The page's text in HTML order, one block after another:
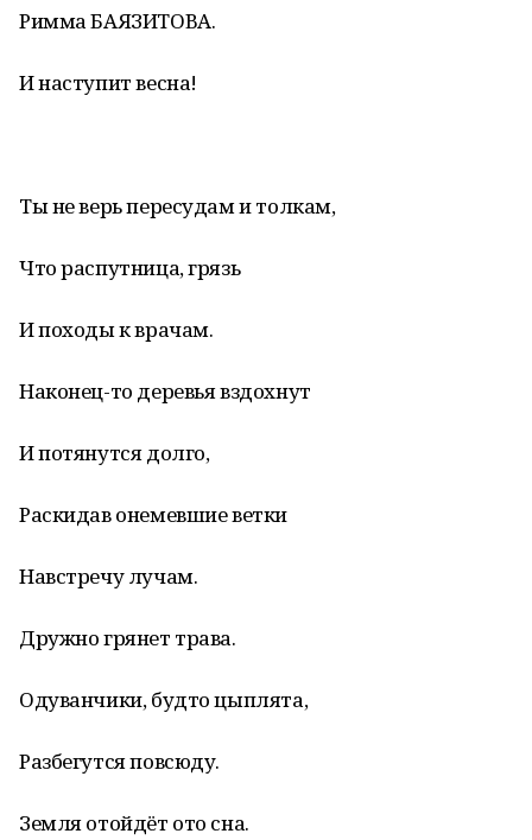
Римма БАЯЗИТОВА.
И наступит весна!
Ты не верь пересудам и толкам,
Что распутница, грязь
И походы к врачам.
Наконец-то деревья вздохнут
И потянутся долго,
Раскидав онемевшие ветки
Навстречу лучам.
Дружно грянет трава.
Одуванчики, будто цыплята,
Разбегутся повсюду.
Земля отойдёт ото сна.